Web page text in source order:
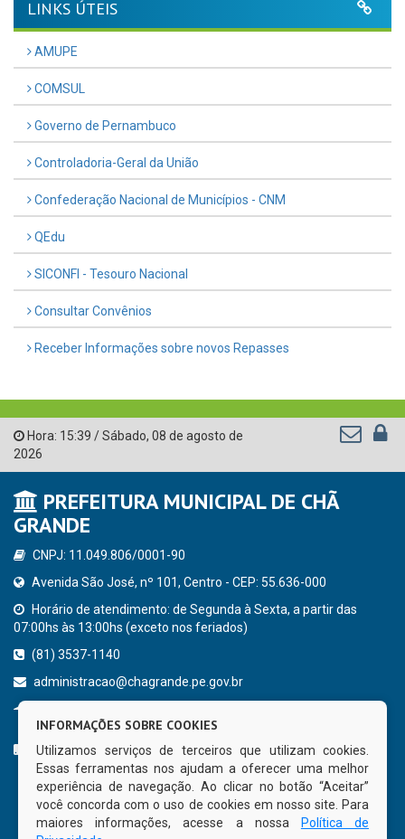
LINKS ÚTEIS
AMUPE
COMSUL
Governo de Pernambuco
Controladoria-Geral da União
Confederação Nacional de Municípios - CNM
QEdu
SICONFI - Tesouro Nacional
Consultar Convênios
Receber Informações sobre novos Repasses
Hora: 15:39 /Sábado, 08 de agosto de
2026
PREFEITURA MUNICIPAL DE CHÃ
GRANDE
CNPJ: 11.049.806/0001-90
Avenida São José, nº 101, Centro - CEP: 55.636-000
Horário de atendimento: de Segunda à Sexta, a partir das
07:00hs às 13:00hs (exceto nos feriados)
(81) 3537-1140
administracao@chagrande.pe.gov.br
CURTA NOSSA FAN PAGE
INFORMAÇÕES SOBRE COOKIES
Utilizamos serviços de terceiros que utilizam cookies.
Essas ferramentas nos ajudam a oferecer uma melhor
experiência de navegação. Ao clicar no botão “Aceitar”
você concorda com o uso de cookies em nosso site. Para
maiores informações, acesse a nossa
Política de